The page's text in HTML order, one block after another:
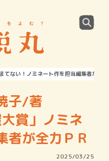
てない！ノミネート作を担当編集者が全
子/著
賞」ノミネ
者が全力ＰＲ
2025/03/25